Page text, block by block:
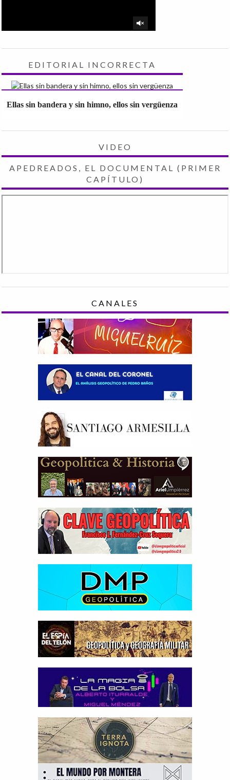
EDITORIAL INCORRECTA
Ellas sin bandera y sin himno, ellos sin vergüenza
VIDEO
APEDREADOS, EL DOCUMENTAL (PRIMER
CAPÍTULO)
CANALES